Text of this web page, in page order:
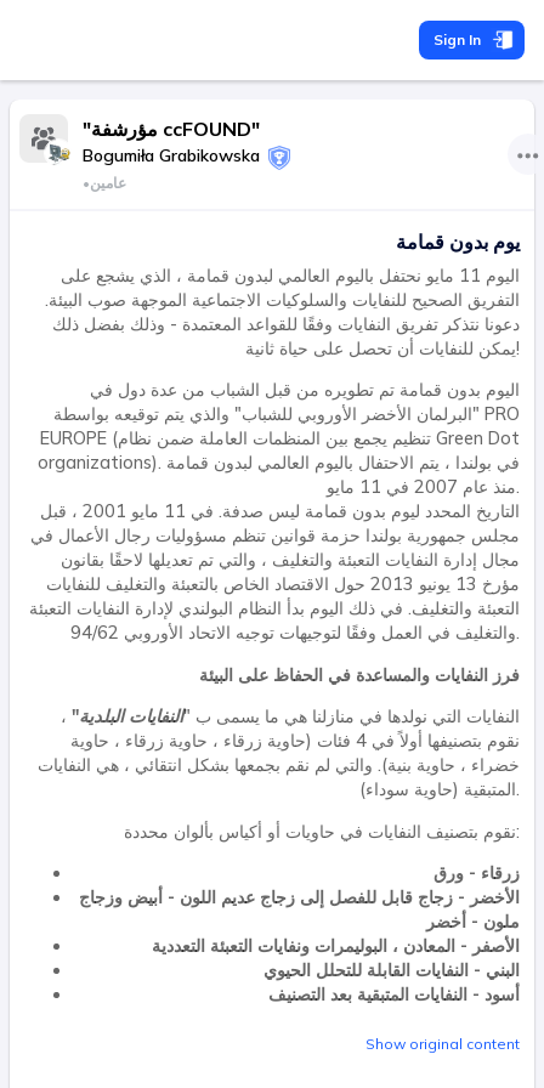
Sign In
"مؤرشفة ccFOUND"
Bogumiła Grabikowska
•عامين
يوم بدون قمامة
اليوم 11 مايو نحتفل باليوم العالمي لبدون قمامة ، الذي يشجع على
التفريق الصحيح للنفايات والسلوكيات الاجتماعية الموجهة صوب البيئة.
دعونا نتذكر تفريق النفايات وفقًا للقواعد المعتمدة - وذلك بفضل ذلك
يمكن للنفايات أن تحصل على حياة ثانية!
اليوم بدون قمامة تم تطويره من قبل الشباب من عدة دول في
"البرلمان الأخضر الأوروبي للشباب" والذي يتم توقيعه بواسطة PRO
EUROPE (تنظيم يجمع بين المنظمات العاملة ضمن نظام Green Dot
organizations). في بولندا ، يتم الاحتفال باليوم العالمي لبدون قمامة
منذ عام 2007 في 11 مايو.
التاريخ المحدد ليوم بدون قمامة ليس صدفة. في 11 مايو 2001 ، قبل
مجلس جمهورية بولندا حزمة قوانين تنظم مسؤوليات رجال الأعمال في
مجال إدارة النفايات التعبئة والتغليف ، والتي تم تعديلها لاحقًا بقانون
مؤرخ 13 يونيو 2013 حول الاقتصاد الخاص بالتعبئة والتغليف للنفايات
التعبئة والتغليف. في ذلك اليوم بدأ النظام البولندي لإدارة النفايات التعبئة
والتغليف في العمل وفقًا لتوجيهات توجيه الاتحاد الأوروبي 94/62.
فرز النفايات والمساعدة في الحفاظ على البيئة
النفايات التي نولدها في منازلنا هي ما يسمى ب "النفايات البلدية" ،
نقوم بتصنيفها أولاً في 4 فئات (حاوية زرقاء ، حاوية زرقاء ، حاوية
خضراء ، حاوية بنية). والتي لم نقم بجمعها بشكل انتقائي ، هي النفايات
المتبقية (حاوية سوداء).
نقوم بتصنيف النفايات في حاويات أو أكياس بألوان محددة:
زرقاء - ورق
الأخضر - زجاج قابل للفصل إلى زجاج عديم اللون - أبيض وزجاج
ملون - أخضر
الأصفر - المعادن ، البوليمرات ونفايات التعبئة التعددية
البني - النفايات القابلة للتحلل الحيوي
أسود - النفايات المتبقية بعد التصنيف
Show original content